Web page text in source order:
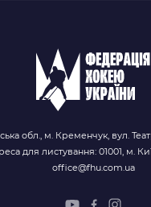
обл., м. Кременчук, вул.
для листування: 01001, м.
office@fhu.com.ua